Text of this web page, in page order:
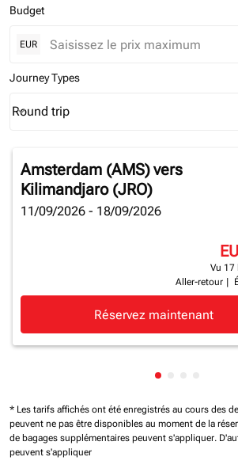
Budget
EUR
Journey Types
Journey Types option Round trip Selected
Round trip
keyboard_arrow_down
Amsterdam (AMS)vers
Kilimandjaro (JRO)
11/09/2026 - 18/09/2026
Vu 17
Aller-retour
Réservez maintenant
Affichage de
* Les tarifs affichés ont été enregistrés au cours des
peuvent ne pas être disponibles au moment de la
de bagages supplémentaires peuvent s'appliquer.
peuvent s'appliquer